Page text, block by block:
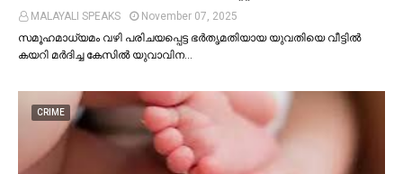
MALAYALI SPEAKS
November 07, 2025
സമൂഹമാധ്യമം വഴി പരിചയപ്പെട്ട ഭർതൃമതിയായ യുവതിയെ വീട്ടില്‍
കയറി മർദിച്ച കേസില്‍ യുവാവിന…
CRIME